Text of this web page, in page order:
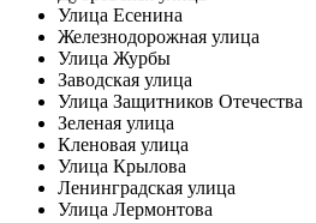
Улица Есенина
Железнодорожная улица
Улица Журбы
Заводская улица
Улица Защитников Отечества
Зеленая улица
Кленовая улица
Улица Крылова
Ленинградская улица
Улица Лермонтова